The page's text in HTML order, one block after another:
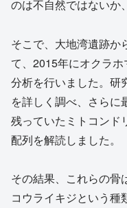
のは不自然ではないか
そこで、大地湾遺跡か
て、2015年にオクラ
分析を行いました。研
を詳しく調べ、さらに
残っていたミトコンド
配列を解読しました。
その結果、これらの骨
コウライキジという種